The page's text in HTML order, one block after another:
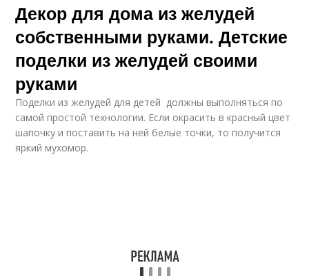
Поделка из желудей Игрушки из желудей
Барашек из желудей
Декор для дома из желудей
собственными руками. Детские
поделки из желудей своими
руками
Поделки из желудей для детей должны выполняться по
самой простой технологии. Если окрасить в красный цвет
шапочку и поставить на ней белые точки, то получится
яркий мухомор.